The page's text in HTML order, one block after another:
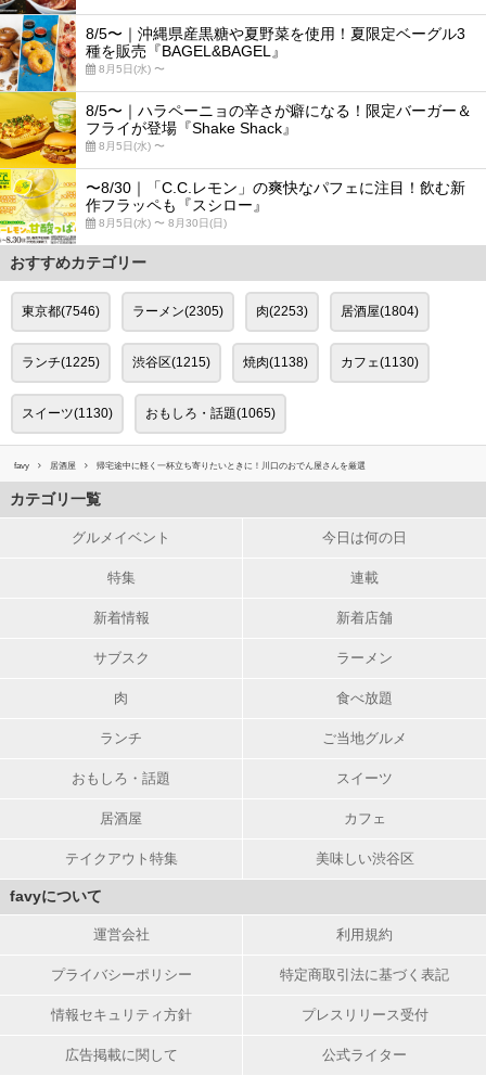
8/5〜｜沖縄県産黒糖や夏野菜を使用！夏限定ベーグル3
種を販売『BAGEL&BAGEL』
8月5日(水) 〜
8/5〜｜ハラペーニョの辛さが癖になる！限定バーガー＆
フライが登場『Shake Shack』
8月5日(水) 〜
〜8/30｜「C.C.レモン」の爽快なパフェに注目！飲む新
作フラッペも『スシロー』
8月5日(水) 〜 8月30日(日)
おすすめカテゴリー
東京都(7546) ラーメン(2305) 肉(2253) 居酒屋(1804)
ランチ(1225) 渋谷区(1215) 焼肉(1138) カフェ(1130)
スイーツ(1130) おもしろ・話題(1065)
favy 居酒屋 帰宅途中に軽く一杯立ち寄りたいときに！川口のおでん屋さんを厳選
カテゴリ一覧
グルメイベント 今日は何の日
特集 連載
新着情報 新着店舗
サブスク ラーメン
肉 食べ放題
ランチ ご当地グルメ
おもしろ・話題 スイーツ
居酒屋 カフェ
テイクアウト特集 美味しい渋谷区
favyについて
運営会社 利用規約
プライバシーポリシー 特定商取引法に基づく表記
情報セキュリティ方針 プレスリリース受付
広告掲載に関して 公式ライター